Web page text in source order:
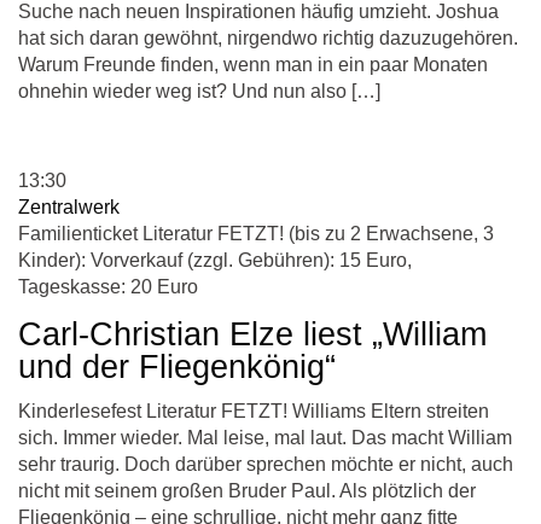
Suche nach neuen Inspirationen häufig umzieht. Joshua
hat sich daran gewöhnt, nirgendwo richtig dazuzugehören.
Warum Freunde finden, wenn man in ein paar Monaten
ohnehin wieder weg ist? Und nun also […]
13:30
Zentralwerk
Familienticket Literatur FETZT! (bis zu 2 Erwachsene, 3
Kinder): Vorverkauf (zzgl. Gebühren): 15 Euro,
Tageskasse: 20 Euro
Carl-Christian Elze liest „William
und der Fliegenkönig“
Kinderlesefest Literatur FETZT! Williams Eltern streiten
sich. Immer wieder. Mal leise, mal laut. Das macht William
sehr traurig. Doch darüber sprechen möchte er nicht, auch
nicht mit seinem großen Bruder Paul. Als plötzlich der
Fliegenkönig – eine schrullige, nicht mehr ganz fitte